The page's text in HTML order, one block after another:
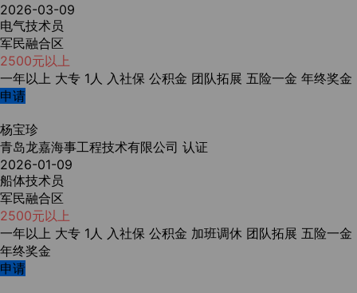
2026-03-09
电气技术员
军民融合区
2500元以上
一年以上 大专 1人 入社保 公积金 团队拓展 五险一金 年终奖金
申请
杨宝珍
青岛龙嘉海事工程技术有限公司 认证
2026-01-09
船体技术员
军民融合区
2500元以上
一年以上 大专 1人 入社保 公积金 加班调休 团队拓展 五险一金
年终奖金
申请